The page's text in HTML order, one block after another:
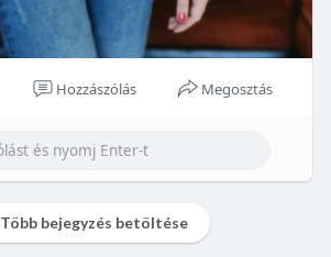
Hozzászólás Megosztás
Több bejegyzés betöltése